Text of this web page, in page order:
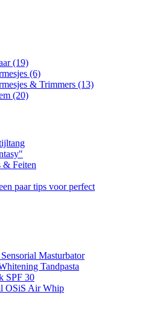
(19)
(6)
& Trimmers (13)
(20)
& Feiten
paar tips voor perfect
Masturbator
Tandpasta
SPF 30
OSiS Air Whip